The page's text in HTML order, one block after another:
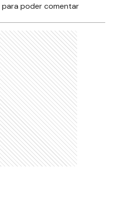
para poder comentar